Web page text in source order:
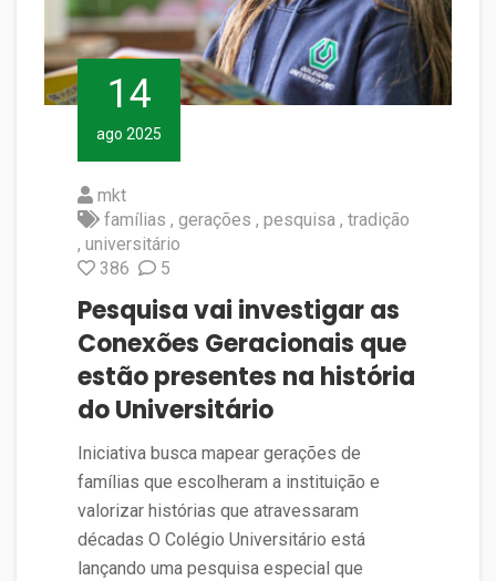
14
ago 2025
mkt
famílias
gerações pesquisa tradição
universitário
386
5
Pesquisa vai investigar as
Conexões Geracionais que
estão presentes na história
do Universitário
Iniciativa busca mapear gerações de
famílias que escolheram a instituição e
valorizar histórias que atravessaram
décadas O Colégio Universitário está
lançando uma pesquisa especial que